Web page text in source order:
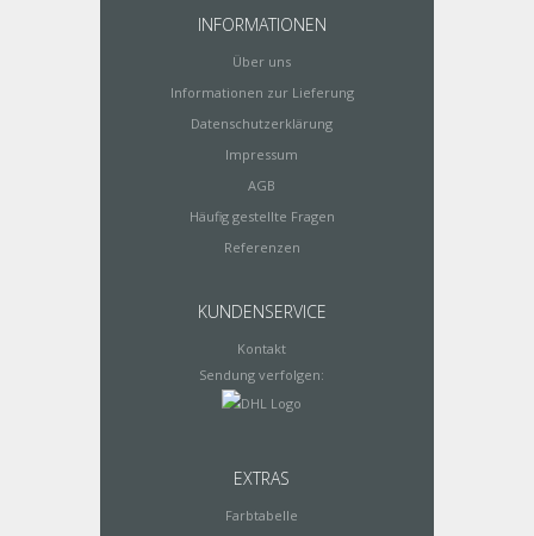
INFORMATIONEN
Über uns
Informationen zur Lieferung
Datenschutzerklärung
Impressum
AGB
Häufig gestellte Fragen
Referenzen
KUNDENSERVICE
Kontakt
Sendung verfolgen:
EXTRAS
Farbtabelle